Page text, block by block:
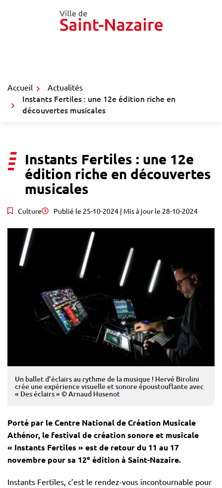
Accueil Actualités
Instants Fertiles : une 12e édition riche en
découvertes musicales
Instants Fertiles : une 12e
édition riche en découvertes
musicales
Culture Publié le 25-10-2024| Mis à jour le 28-10-2024
Un ballet d’éclairs au rythme de la musique ! Hervé Birolini
crée une expérience visuelle et sonore époustouflante avec
« Des éclairs » © Arnaud Husenot
Porté par le Centre National de Création Musicale
Athénor, le festival de création sonore et musicale
« Instants Fertiles » est de retour du 11 au 17
novembre pour sa 12e édition à Saint-Nazaire.
Instants Fertiles, c’est le rendez-vous incontournable pour